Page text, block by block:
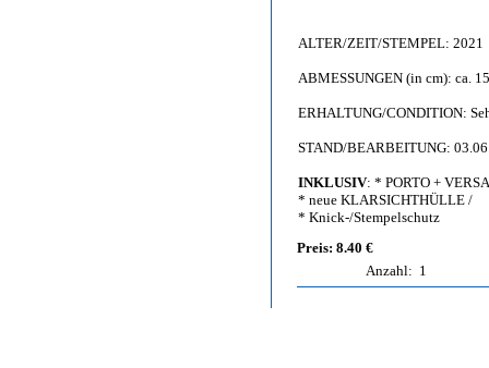
ALTER/ZEIT/STEMPEL: 2021
ABMESSUNGEN (in cm): ca.
ERHALTUNG/CONDITION:
STAND/BEARBEITUNG:
INKLUSIV: * PORTO +
* neue KLARSICHTHÜLLE /
* Knick-/Stempelschutz
Preis: 8.40 €
Anzahl: 1